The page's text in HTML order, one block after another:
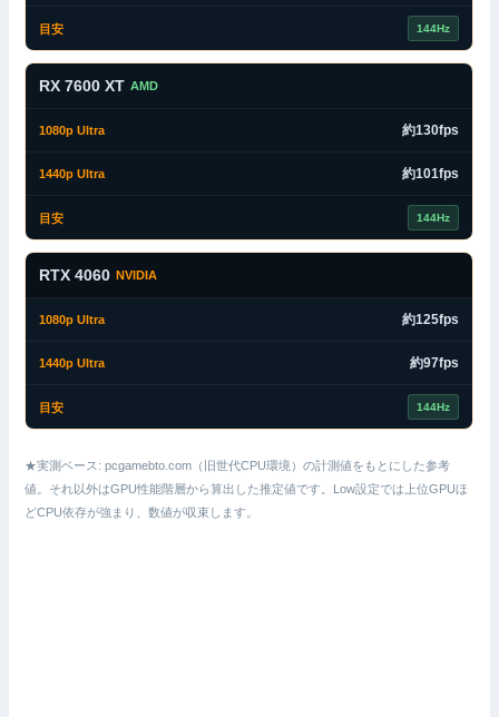
144Hz
RX 7600 XT AMD
約130fps
約101fps
144Hz
RTX 4060 NVIDIA
約125fps
約97fps
144Hz
★実測ベース: pcgamebto.com（旧世代CPU環境）の計測値をもとにした参考
値。それ以外はGPU性能階層から算出した推定値です。Low設定では上位GPUほ
どCPU依存が強まり、数値が収束します。